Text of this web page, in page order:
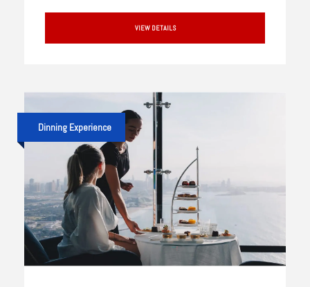
VIEW DETAILS
Dinning Experience